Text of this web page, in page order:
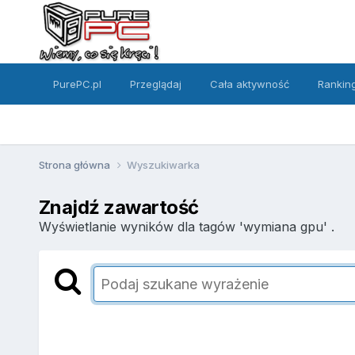
PurePC.pl Przeglądaj Cała aktywność
Strona główna Wyszukiwarka
Znajdź zawartość
Wyświetlanie wyników dla tagów 'wymiana gpu' .